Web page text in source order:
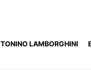
TONINO LAMBORGHINI